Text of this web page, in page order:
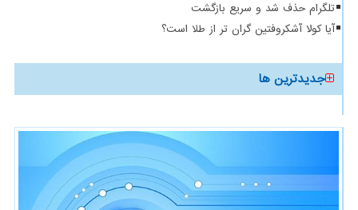
تلگرام حذف شد و سریع بازگشت
آیا کولا آشکروفتین گران تر از طلا است؟
جدیدترین ها